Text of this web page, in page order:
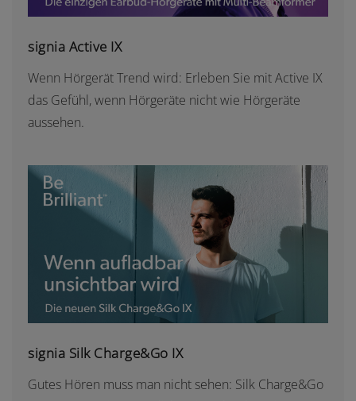
signia Active IX
Wenn Hörgerät Trend wird: Erleben Sie mit Active IX
das Gefühl, wenn Hörgeräte nicht wie Hörgeräte
aussehen.
SIGNIA SILK CHARGE&GO IX
signia Silk Charge&Go IX
Gutes Hören muss man nicht sehen: Silk Charge&Go